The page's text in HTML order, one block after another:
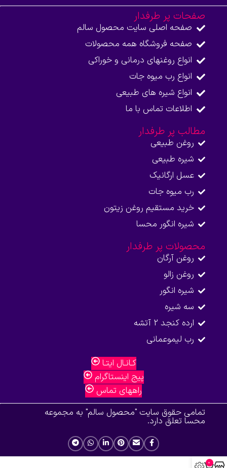
صفحات پر طرفدار
صفحه اصلی سایت محصول سالم
صفحه فروشگاه همه محصولات​
انواع روغنهای درمانی و خوراکی
انواع رب میوه جات
انواع شیره های طبیعی
اطلاعات تماس با ما​
مطالب پر طرفدار
روغن طبیعی
شیره طبیعی
عسل ارگانیک
رب میوه جات
خرید مستقیم روغن زیتون
شیره انگور محسا
محصولات پر طرفدار
روغن آرگان
روغن زالو
شیره انگور
سه شیره
ارده کنجد 2 آتشه
رب لیموعمانی
کـانـال ایتـا
پیج اینستاگرام
راههای تماس
تمامی حقوق سایت "محصول سالم" به مجموعه
محسا تعلق دارد.
0